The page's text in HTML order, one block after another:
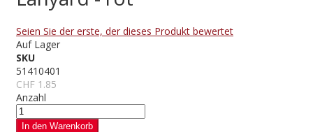
Seien Sie der erste, der dieses Produkt bewertet
Auf Lager
SKU
51410401
CHF 1.85
Anzahl
In den Warenkorb